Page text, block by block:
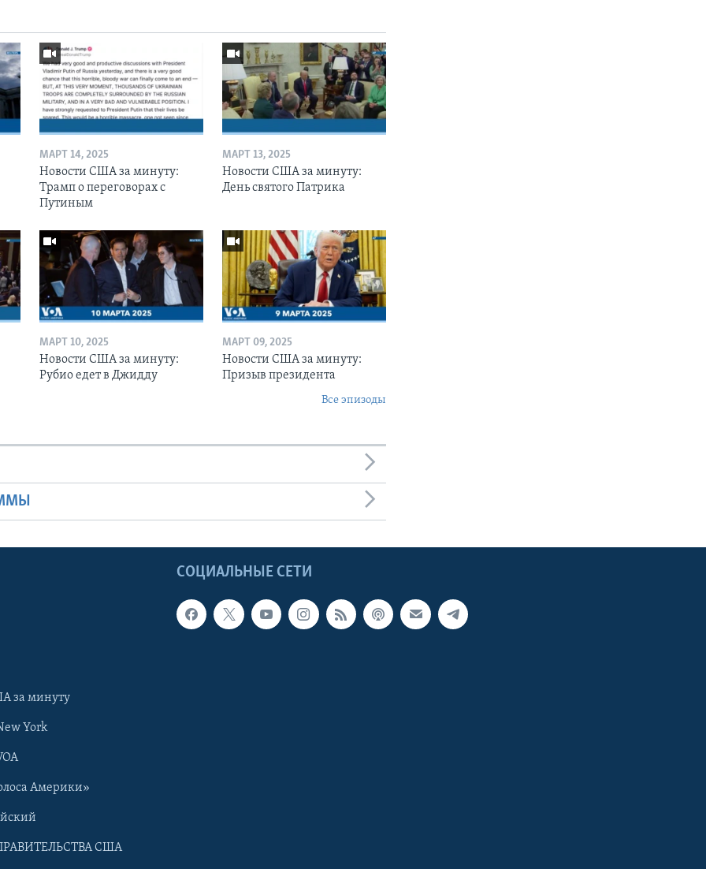
МАРТ 14, 2025
Новости США за минуту:
Трамп о переговорах с
Путиным
МАРТ 13, 2025
Новости США за минуту:
День святого Патрика
МАРТ 10, 2025
Новости США за минуту:
Рубио едет в Джидду
МАРТ 09, 2025
Новости США за минуту:
Призыв президента
Все эпизоды
СОЦИАЛЬНЫЕ СЕТИ
за минуту
York
Америки»
США